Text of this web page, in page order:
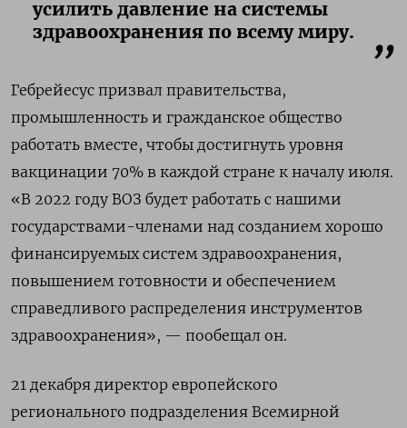
усилить давление на системы
здравоохранения по всему миру.
Гебрейесус призвал правительства,
промышленность и гражданское общество
работать вместе, чтобы достигнуть уровня
вакцинации 70% в каждой стране к началу июля.
«В 2022 году ВОЗ будет работать с нашими
государствами-членами над созданием хорошо
финансируемых систем здравоохранения,
повышением готовности и обеспечением
справедливого распределения инструментов
здравоохранения», — пообещал он.
21 декабря директор европейского
регионального подразделения Всемирной